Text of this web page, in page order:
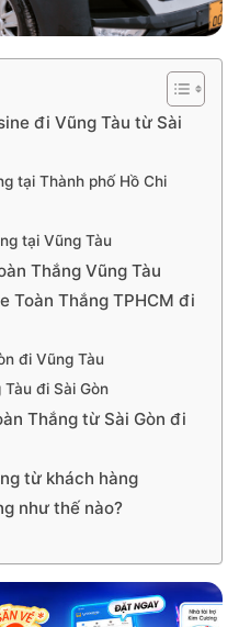
đi Vũng Tàu từ Sài
tại Thành phố Hồ Chi
tại Vũng Tàu
Thắng Vũng Tàu
Toàn Thắng TPHCM đi
đi Vũng Tàu
đi Sài Gòn
Thắng từ Sài Gòn đi
từ khách hàng
như thế nào?